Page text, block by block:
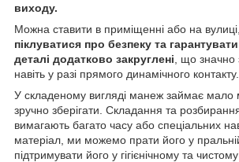
виходу.
Можна ставити в приміщенні або на вулиці,
піклуватися про безпеку та гарантувати
деталі додатково закруглені , що
навіть у разі прямого динамічного контакту.
У складеному вигляді манеж займає мало
зручно зберігати. Складання та
вимагають багато часу або спеціальних
матеріал, ми можемо прати його у
підтримувати його у гігієнічному та